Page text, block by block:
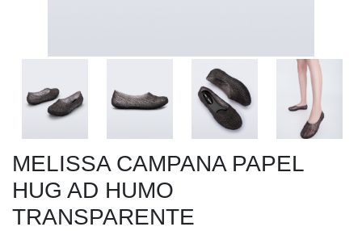
MELISSA CAMPANA PAPEL
HUG AD HUMO
TRANSPARENTE